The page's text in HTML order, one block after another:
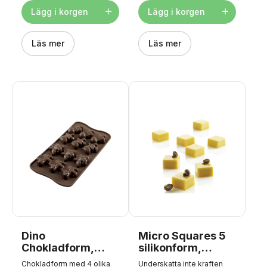
handtvätt för silikonformar.
Tips: perfekt som topping
på cupcakes, tårtor etc.
Lägg i korgen
Läs mer
Lägg i korgen
Läs mer
Dino
Chokladform,
Silikon
Chokladform med 4 olika
Micro Squares 5
silikonform,
Silikomart
Underskatta inte kraften